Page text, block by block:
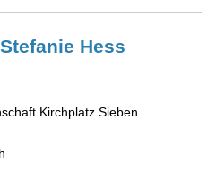
Hess
Kirchplatz Sieben